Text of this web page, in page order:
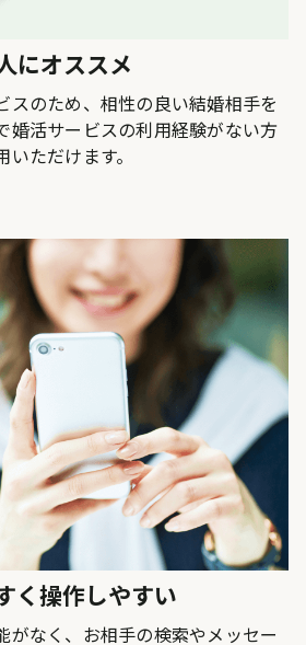
にオススメ
スのため、相性の良い結婚相手を
婚活サービスの利用経験がない方
ただけます。
く操作しやすい
がなく、お相手の検索やメッセー